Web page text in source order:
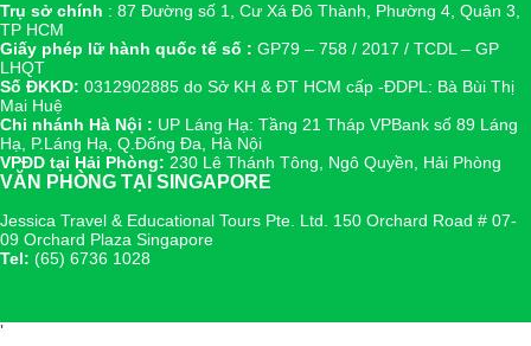
Trụ sở chính : 87 Đường số 1, Cư Xá Đô Thành, Phường 4, Quận 3,
TP HCM
Giấy phép lữ hành quốc tế số : GP79 – 758 / 2017 / TCDL – GP
LHQT
Số ĐKKD: 0312902885 do Sở KH & ĐT HCM cấp -ĐDPL: Bà Bùi Thị
Mai Huệ
Chi nhánh Hà Nội : UP Láng Hạ: Tầng 21 Tháp VPBank số 89 Láng
Hạ, P.Láng Hạ, Q.Đống Đa, Hà Nội
VPĐD tại Hải Phòng: 230 Lê Thánh Tông, Ngô Quyền, Hải Phòng
VĂN PHÒNG TẠI SINGAPORE
Jessica Travel & Educational Tours Pte. Ltd. 150 Orchard Road # 07-
09 Orchard Plaza Singapore
Tel: (65) 6736 1028
'